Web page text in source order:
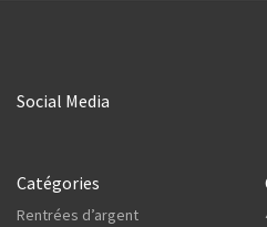
Social Media
Catégories
Rentrées d’argent